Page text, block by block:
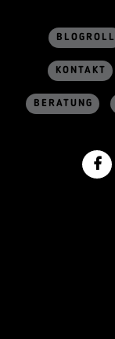
BLOGROLL
KONTAKT
BERATUNG